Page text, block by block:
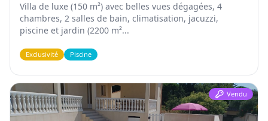
Villa de luxe (150 m²) avec belles vues dégagées, 4
chambres, 2 salles de bain, climatisation, jacuzzi,
piscine et jardin (2200 m²...
Exclusivité Piscine
Vendu